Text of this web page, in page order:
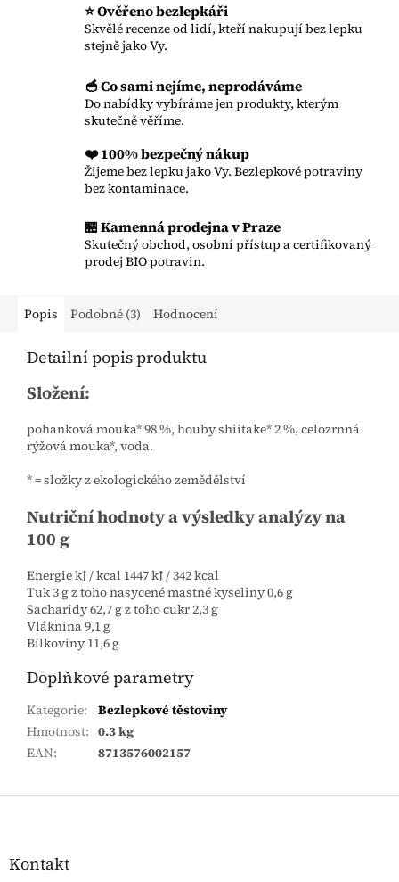
⭐ Ověřeno bezlepkáři
Skvělé recenze od lidí, kteří nakupují bez lepku
stejně jako Vy.
🥣 Co sami nejíme, neprodáváme
Do nabídky vybíráme jen produkty, kterým
skutečně věříme.
❤️ 100% bezpečný nákup
Žijeme bez lepku jako Vy. Bezlepkové potraviny
bez kontaminace.
🏪 Kamenná prodejna v Praze
Skutečný obchod, osobní přístup a certifikovaný
prodej BIO potravin.
Popis Podobné (3) Hodnocení
Detailní popis produktu
Složení:
pohanková mouka* 98 %, houby shiitake* 2 %, celozrnná
rýžová mouka*, voda.
* = složky z ekologického zemědělství
Nutriční hodnoty a výsledky analýzy na
100 g
Energie kJ / kcal 1447 kJ / 342 kcal
Tuk 3 g z toho nasycené mastné kyseliny 0,6 g
Sacharidy 62,7 g z toho cukr 2,3 g
Vláknina 9,1 g
Bílkoviny 11,6 g
Doplňkové parametry
Kategorie:
Bezlepkové těstoviny
Hmotnost: 0.3 kg
EAN: 8713576002157
Zápatí
Kontakt